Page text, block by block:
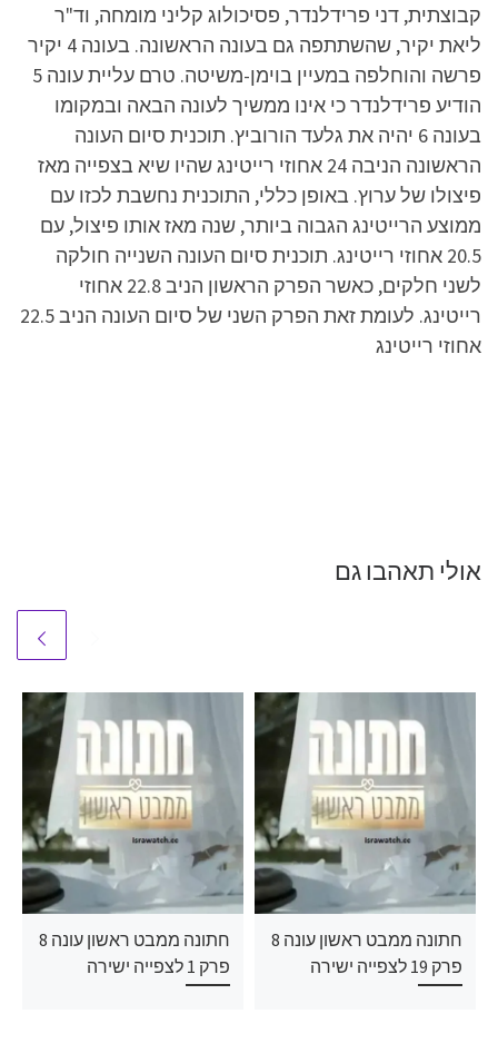
קבוצתית, דני פרידלנדר, פסיכולוג קליני מומחה, וד"ר
ליאת יקיר, שהשתתפה גם בעונה הראשונה. בעונה 4 יקיר
פרשה והוחלפה במעיין בוימן-משיטה. טרם עליית עונה 5
הודיע פרידלנדר כי אינו ממשיך לעונה הבאה ובמקומו
בעונה 6 יהיה את גלעד הורוביץ. תוכנית סיום העונה
הראשונה הניבה 24 אחוזי רייטינג שהיו שיא בצפייה מאז
פיצולו של ערוץ. באופן כללי, התוכנית נחשבת לכזו עם
ממוצע הרייטינג הגבוה ביותר, שנה מאז אותו פיצול, עם
20.5 אחוזי רייטינג. תוכנית סיום העונה השנייה חולקה
לשני חלקים, כאשר הפרק הראשון הניב 22.8 אחוזי
רייטינג. לעומת זאת הפרק השני של סיום העונה הניב 22.5
אחוזי רייטינג
אולי תאהבו גם
חתונה ממבט ראשון עונה 8
פרק 1 לצפייה ישירה
חתונה ממבט ראשון עונה 8
פרק 19 לצפייה ישירה